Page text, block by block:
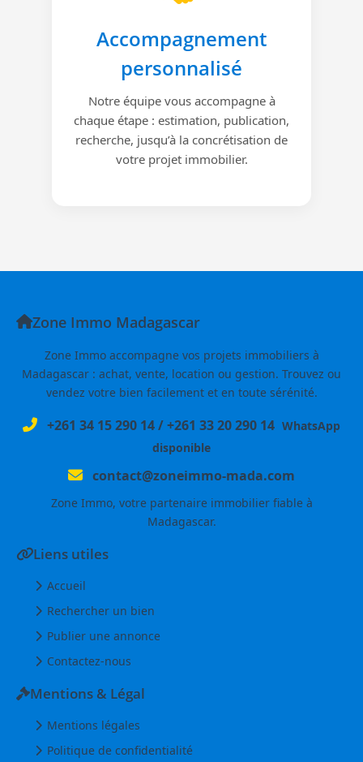
Accompagnement
personnalisé
Notre équipe vous accompagne à
chaque étape : estimation, publication,
recherche, jusqu’à la concrétisation de
votre projet immobilier.
Zone Immo Madagascar
Zone Immo accompagne vos projets immobiliers à
Madagascar : achat, vente, location ou gestion. Trouvez ou
vendez votre bien facilement et en toute sérénité.
+261 34 15 290 14/+261 33 20 290 14 WhatsApp
disponible
contact@zoneimmo-mada.com
Zone Immo, votre partenaire immobilier fiable à
Madagascar.
Liens utiles
Accueil
Rechercher un bien
Publier une annonce
Contactez-nous
Mentions & Légal
Mentions légales
Politique de confidentialité